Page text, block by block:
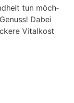
tun möch­
Dabei
Vital­kost